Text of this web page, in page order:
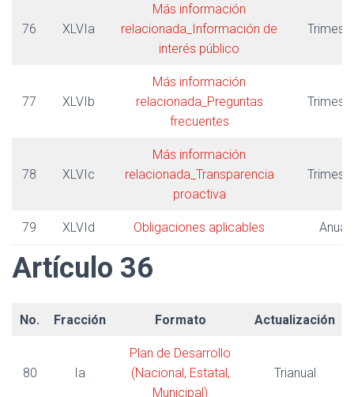
76 XLVIa
Más información
relacionada_Información de
interés público
77 XLVIb
Más información
relacionada_Preguntas
frecuentes
78 XLVIc
Más información
relacionada_Transparencia
proactiva
79 XLVId Obligaciones aplicables Anual
Artículo 36
No. Fracción Formato Actualización
80 Ia
Plan de Desarrollo
(Nacional, Estatal,
Municipal)
Trianual